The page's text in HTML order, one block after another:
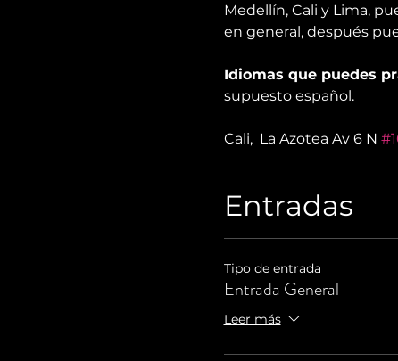
Medellín, Cali y Lima,
en general, después
Idiomas que puedes
supuesto español.
Cali,  La Azotea Av 6 N
Entradas
Tipo de entrada
Entrada General
Leer más